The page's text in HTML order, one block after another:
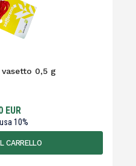
0,5 g
EUR
10%
CARRELLO